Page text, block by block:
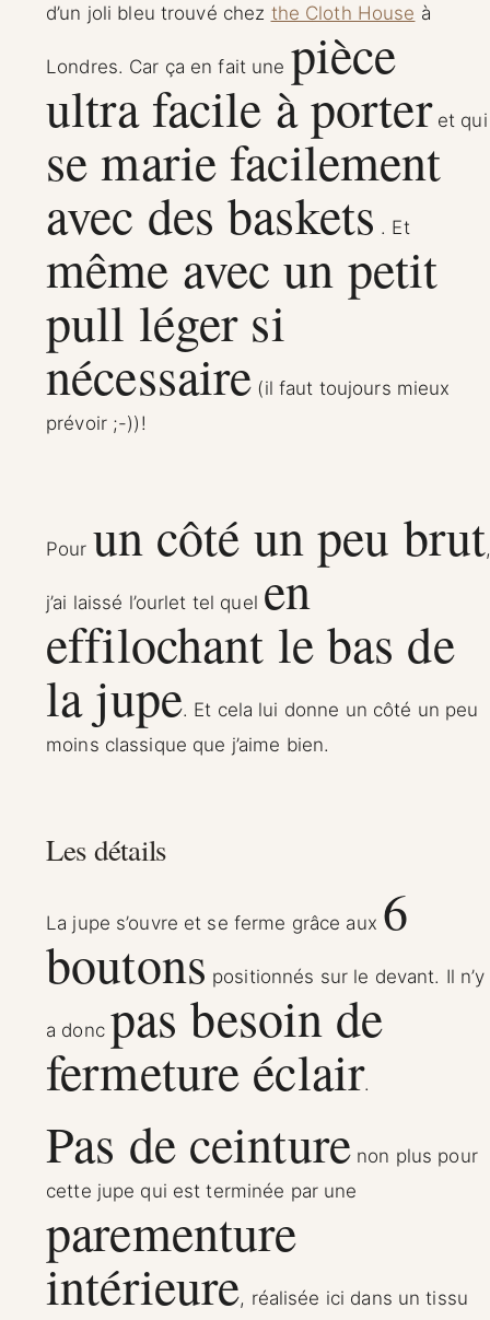
d’un joli bleu trouvé chez the Cloth House à
Londres. Car ça en fait une pièce
ultra facile à porter et qui
se marie facilement
avec des baskets . Et
même avec un petit
pull léger si
nécessaire (il faut toujours mieux
prévoir ;-))!
Pour un côté un peu brut
j’ai laissé l’ourlet tel quel en
effilochant le bas de
la jupe. Et cela lui donne un côté un peu
moins classique que j’aime bien.
Les détails
La jupe s’ouvre et se ferme grâce aux 6
boutons positionnés sur le devant. Il n’y
a donc pas besoin de
fermeture éclair.
Pas de ceinturenon plus pour
cette jupe qui est terminée par une
parementure
intérieure, réalisée ici dans un tissu